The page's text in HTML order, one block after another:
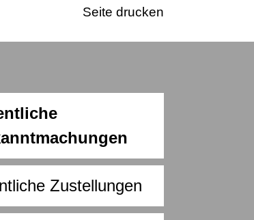
Seite drucken
Zustellungen